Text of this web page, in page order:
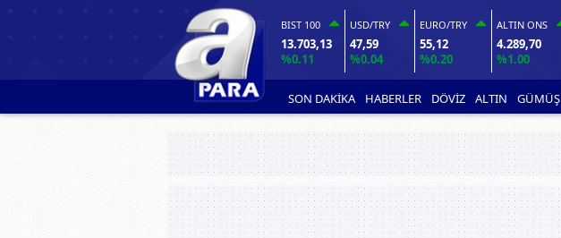
BIST 100
13.703,13
%0.11
USD/TRY
47,59
%0.04
EURO/TRY
55,12
%0.20
ALTIN ONS
4.289,70
%1.00
SON DAKİKA HABERLER DÖVİZ ALTIN GÜMÜŞ